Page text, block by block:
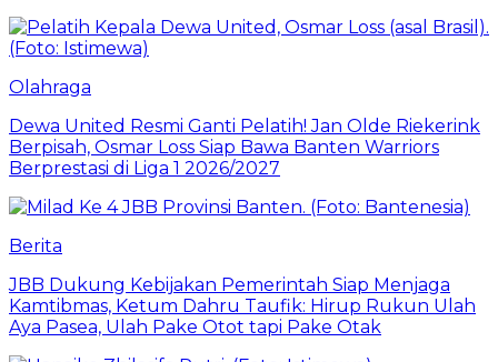
Olahraga
Dewa United Resmi Ganti Pelatih! Jan Olde Riekerink
Berpisah, Osmar Loss Siap Bawa Banten Warriors
Berprestasi di Liga 1 2026/2027
Berita
JBB Dukung Kebijakan Pemerintah Siap Menjaga
Kamtibmas, Ketum Dahru Taufik: Hirup Rukun Ulah
Aya Pasea, Ulah Pake Otot tapi Pake Otak